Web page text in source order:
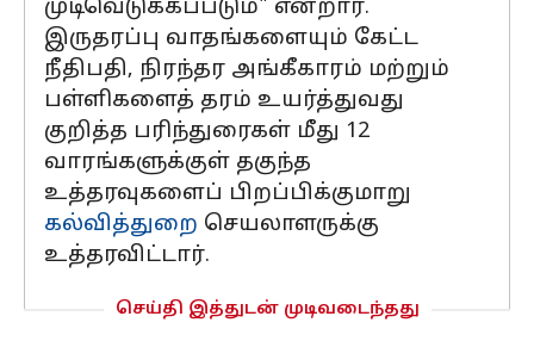
முடிவெடுக்கப்படும்" என்றார்.
இருதரப்பு வாதங்களையும் கேட்ட
நீதிபதி, நிரந்தர அங்கீகாரம் மற்றும்
பள்ளிகளைத் தரம் உயர்த்துவது
குறித்த பரிந்துரைகள் மீது 12
வாரங்களுக்குள் தகுந்த
உத்தரவுகளைப் பிறப்பிக்குமாறு
கல்வித்துறை செயலாளருக்கு
உத்தரவிட்டார்.
செய்தி இத்துடன் முடிவடைந்தது